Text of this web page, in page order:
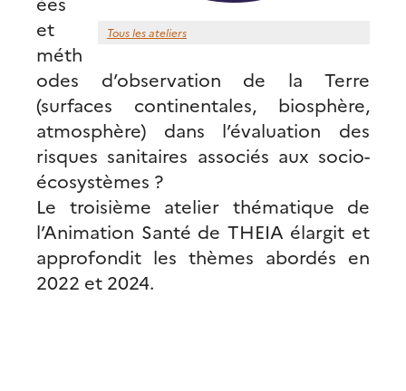
Tous les ateliers
et
méth
odes d’observation de la Terre
(surfaces continentales, biosphère,
atmosphère) dans l’évaluation des
risques sanitaires associés aux socio-
écosystèmes ?
Le troisième atelier thématique de
l’Animation Santé de THEIA élargit et
approfondit les thèmes abordés en
2022 et 2024.